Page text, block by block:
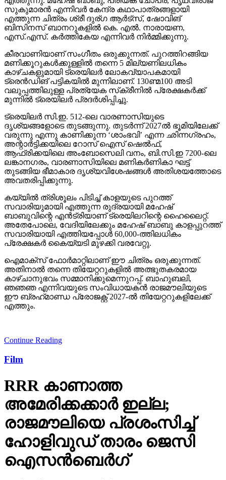
സുകുമാരന്‍ എന്നിവര്‍ കേന്ദ്ര കഥാപാത്രങ്ങളായി
എത്തുന്ന ചിത്രം ശ്രീ ദുര്ഗ ആര്‍ട്‌സ്, ഷോവിങ്
ബിസിനസ് ബാനറുകളില്‍ കെ. എല്‍. നാരായണ,
എസ്.എസ്. കര്‍ത്തികേയ എന്നിവര്‍ നിര്‍മ്മിക്കുന്നു.
കീരവാണിയാണ് സംഗീതം ഒരുക്കുന്നത്. പുറത്തിറങ്ങിയ
മണിക്കൂറുകള്‍ക്കുള്ളില്‍ തന്നെ 5 മില്യണിലധികം
കാഴ്ചകളുമായി ട്രെയിലര്‍ ലോകവ്യാപകമായി
ട്രെന്‍ഡിങ് പട്ടികയില്‍ മുന്നിലാണ്. 130ണ്മ100 അടി
വലുപ്പത്തിലുള്ള പ്രത്യേക സ്‌ക്രീനില്‍ പ്രേക്ഷകര്‍ക്ക്
മുന്നില്‍ ട്രെയിലര്‍ പ്രദര്‍ശിപ്പിച്ചു.
ട്രെയിലര്‍ സി.ഇ. 512-ലെ വാരണാസിയുടെ
ദൃശ്യങ്ങളോടെ തുടങ്ങുന്നു. തുടര്‍ന്ന് 2027ല്‍ ഭൂമിയിലേക്ക്
വരുന്നു എന്നു കാണിക്കുന്ന ‘ശാംഭവി’ എന്ന ഛിന്നഗ്രഹം,
അന്റാര്‍ട്ടിക്കയിലെ റോസ് ഐസ് ഷെല്‍ഫ്,
ആഫ്രിക്കയിലെ അംബോസെലി വനം, ബി.സി.ഇ 7200-ലെ
ലങ്കാനഗരം, വാരണാസിയിലെ മണികര്‍ണികാ ഘട്ട്
തുടങ്ങിയ ഭീമാകാര ദൃശ്യവിശേഷങ്ങള്‍ അതിശയത്തോടെ
അവതരിപ്പിക്കുന്നു.
കയ്യില്‍ ത്രിശൂലം പിടിച്ച് കാളയുടെ പുറത്ത്
സവാരിയുമായി എത്തുന്ന രുദ്രയായി മഹേഷ്
ബാബുവിന്റെ എന്‍ട്രിയാണ് ട്രെയിലറിന്റെ ഹൈലൈറ്റ്.
അതേപോലെ, വേദിയിലേക്കും മഹേഷ് ബാബു കാളപ്പുറത്ത്
സവാരിയായി എത്തിയപ്പോള്‍ 60,000-ത്തിലധികം
പ്രേക്ഷകര്‍ കൈയ്യടി മുഴക്കി വരവേറ്റു.
ഐമാക്‌സ് ഫോര്‍മാറ്റിലാണ് ഈ ചിത്രം ഒരുക്കുന്നത്.
അതിനാല്‍ തന്നെ തിയേറ്ററുകളില്‍ അത്ഭുതകരമായ
കാഴ്ചാനുഭവം സമ്മാനിക്കുമെന്നുറപ്പ്. ബാഹുബലി,
ഞഞഞ എന്നിവയുടെ സംവിധായകന്‍ രാജമൗലിയുടെ
ഈ ബ്രഹ്‌മാണ്ഡ പ്രോജക്റ്റ് 2027-ല്‍ തിയേറ്ററുകളിലേക്ക്
എത്തും.
Continue Reading
Film
RRR കാണാത്ത
അമേരിക്കക്കാര്‍ ഇല്ല;
രാജമൗലിയെ പ്രശംസിച്ച്
ഹോളിവുഡ് താരം ജെസി
ഐസന്‍ബെര്‍ഗ്